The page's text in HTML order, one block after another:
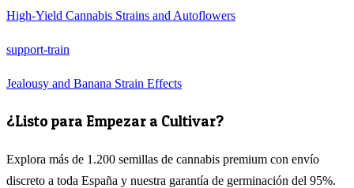
High-Yield Cannabis Strains and Autoflowers
support-train
Jealousy and Banana Strain Effects
¿Listo para Empezar a Cultivar?
Explora más de 1.200 semillas de cannabis premium con envío
discreto a toda España y nuestra garantía de germinación del 95%.